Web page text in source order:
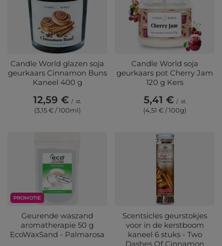
Candle World glazen soja
geurkaars Cinnamon Buns
Kaneel 400 g
12,59 € / st.
(3,15 € / 100ml)
Candle World soja
geurkaars pot Cherry Jam
120 g Kers
5,41 € / st.
(4,51 € / 100g)
PROMOTIE
Geurende waszand
aromatherapie 50 g
EcoWaxSand - Palmarosa
Scentsicles geurstokjes
voor in de kerstboom
kaneel 6 stuks - Two
Dashes Of Cinnamon